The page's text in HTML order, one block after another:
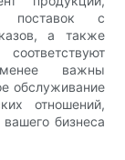
поставок с
а также
важны
обслуживание
отношений,
бизнеса